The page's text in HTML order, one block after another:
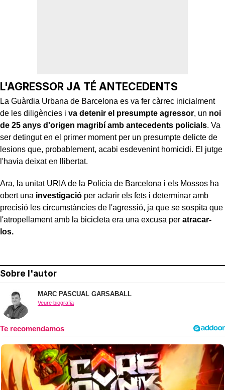
L'AGRESSOR JA TÉ ANTECEDENTS
La Guàrdia Urbana de Barcelona es va fer càrrec inicialment
de les diligències i va detenir el presumpte agressor, un noi
de 25 anys d'origen magribí amb antecedents policials. Va
ser detingut en el primer moment per un presumpte delicte de
lesions que, probablement, acabi esdevenint homicidi. El jutge
l'havia deixat en llibertat.
Ara, la unitat URIA de la Policia de Barcelona i els Mossos ha
obert una investigació per aclarir els fets i determinar amb
precisió les circumstàncies de l'agressió, ja que se sospita que
l'atropellament amb la bicicleta era una excusa per atracar-
los.
Sobre l'autor
MARC PASCUAL GARSABALL
Veure biografia